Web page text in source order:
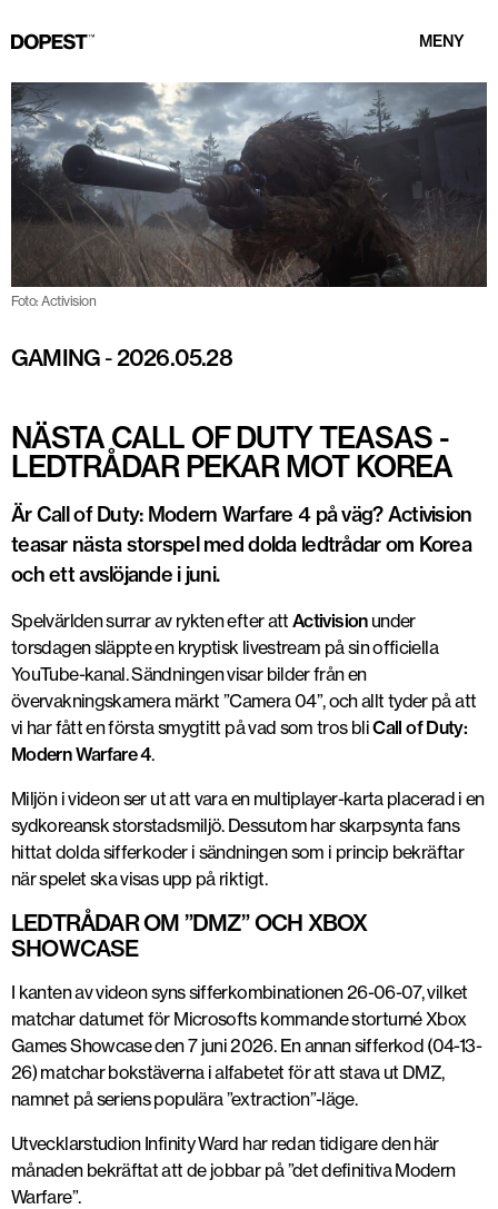
MENY
Foto: Activision
GAMING - 2026.05.28
NÄSTA CALL OF DUTY TEASAS -
LEDTRÅDAR PEKAR MOT KOREA
Är Call of Duty: Modern Warfare 4 på väg? Activision
teasar nästa storspel med dolda ledtrådar om Korea
och ett avslöjande i juni.
Spelvärlden surrar av rykten efter attActivisionunder
torsdagen släppte en kryptisk livestream på sin officiella
YouTube-kanal. Sändningen visar bilder från en
övervakningskamera märkt ”Camera 04”, och allt tyder på att
vi har fått en första smygtitt på vad som tros bliCall of Duty:
Modern Warfare 4.
Miljön i videon ser ut att vara en multiplayer-karta placerad i en
sydkoreansk storstadsmiljö. Dessutom har skarpsynta fans
hittat dolda sifferkoder i sändningen som i princip bekräftar
när spelet ska visas upp på riktigt.
LEDTRÅDAR OM ”DMZ” OCH XBOX
SHOWCASE
I kanten av videon syns sifferkombinationen 26-06-07, vilket
matchar datumet för Microsofts kommande storturné Xbox
Games Showcase den 7 juni 2026. En annan sifferkod (04-13-
26) matchar bokstäverna i alfabetet för att stava ut DMZ,
namnet på seriens populära ”extraction”-läge.
Utvecklarstudion Infinity Ward har redan tidigare den här
månaden bekräftat att de jobbar på ”det definitiva Modern
Warfare”.